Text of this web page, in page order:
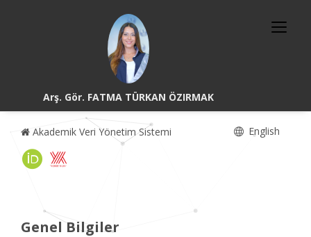
Arş. Gör. FATMA TÜRKAN ÖZIRMAK
Akademik Veri Yönetim Sistemi English
Genel Bilgiler